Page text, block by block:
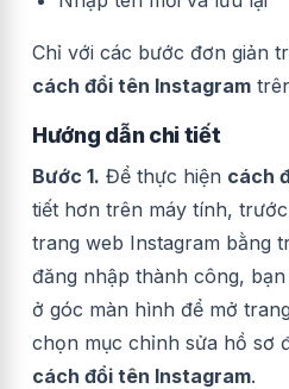
Chỉ với các bước đơn giản
cách đổi tên Instagram
Hướng dẫn chi tiết
Bước 1. Để thực hiện cách
tiết hơn trên máy tính,
trang web Instagram bằng
đăng nhập thành công,
ở góc màn hình để mở
chọn mục chỉnh sửa hồ sơ
cách đổi tên Instagram.